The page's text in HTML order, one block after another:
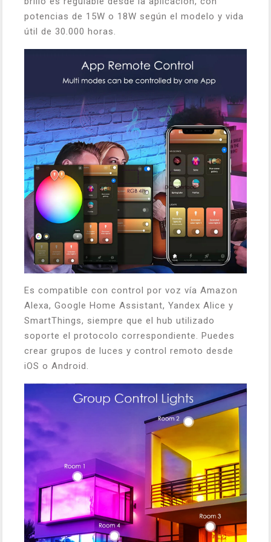
potencias de 15W o 18W según el modelo y vida
útil de 30.000 horas.
Es compatible con control por voz vía Amazon
Alexa, Google Home Assistant, Yandex Alice y
SmartThings, siempre que el hub utilizado
soporte el protocolo correspondiente. Puedes
crear grupos de luces y control remoto desde
iOS o Android.